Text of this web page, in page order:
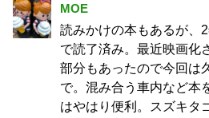
MOE
読みかけの本もあるが、
で読了済み。最近映画化
部分もあったので今回は
で。混み合う車内など本
はやはり便利。スズキタ